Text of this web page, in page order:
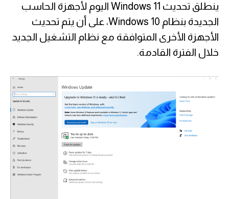
ينطلق تحديث Windows 11 اليوم لأجهزة الحاسب
الجديدة بنظام Windows 10، على أن يتم تحديث
الأجهزة الأخرى المتوافقة مع نظام التشغيل الجديد
خلال الفترة القادمة.